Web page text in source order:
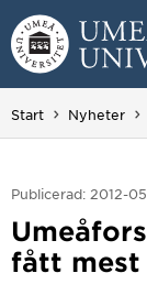
Hoppa direkt
Huvudmenyn
Start Nyheter
Publicerad: 2012-
fått mest